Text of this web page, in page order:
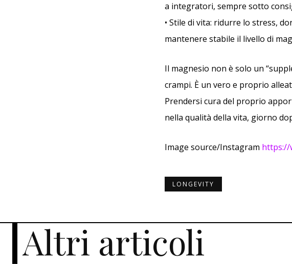
a integratori, sempre sotto
• Stile di vita: ridurre lo stress,
mantenere stabile il livello di
Il magnesio non è solo un
crampi. È un vero e proprio
Prendersi cura del proprio
nella qualità della vita, giorno
Image source/Instagram https://
LONGEVITY
Altri articoli